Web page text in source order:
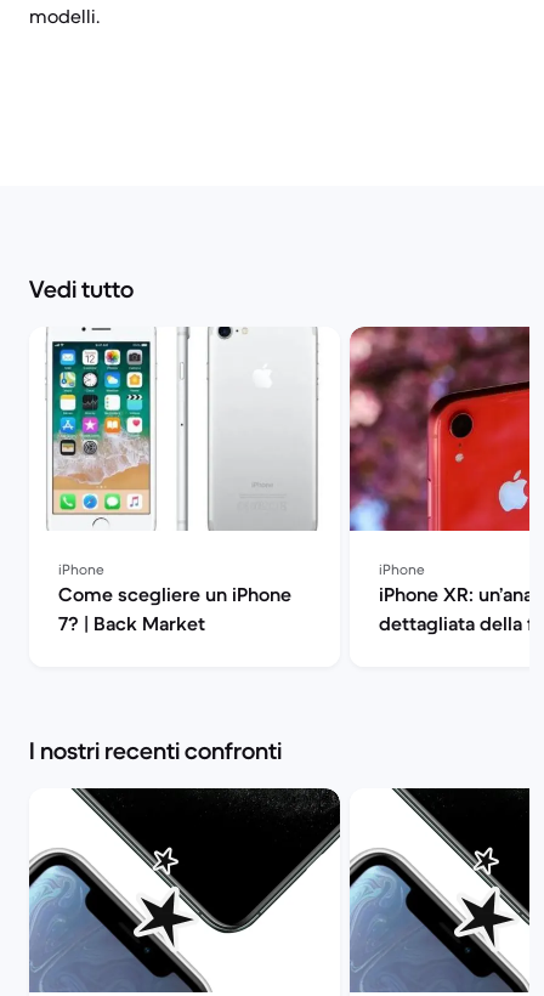
modelli.
Vedi tutto
iPhone
Come scegliere un iPhone
7? | Back Market
iPhone
iPhone XR:
dettagliata della
I nostri recenti confronti